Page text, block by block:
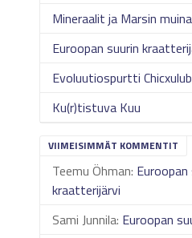
Mineraalit ja Marsin
Euroopan suurin
Evoluutiospurtti
Ku(r)tistuva Kuu
VIIMEISIMMÄT KOMMENTIT
Teemu Öhman: Euroopan
kraatterijärvi
Sami Junnila: Euroopan